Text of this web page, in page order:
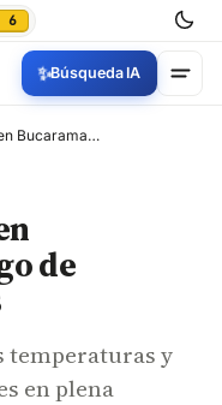
6
✨Búsqueda IA
Altas temperaturas en Bucaramanga y riesgo de incendios forestales
de
temperaturas y
en plena